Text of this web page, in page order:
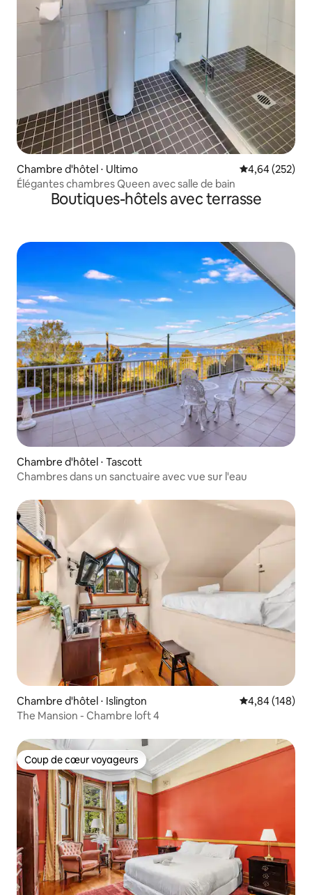
Chambre d'hôtel ⋅ Ultimo Évaluation
4,64 (252)
Élégantes chambres Queen avec salle de bain
Boutiques-hôtels avec terrasse
Chambre d'hôtel ⋅ Tascott
Chambres dans un sanctuaire avec vue sur l'eau
Chambre d'hôtel ⋅ Islington Évaluation
4,84 (148)
The Mansion - Chambre loft 4
Coup de cœur voyageurs
Coup de cœur voyageurs